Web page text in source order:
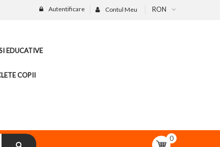
RON
Contul Meu
Autentificare
EDUCATIVE
COPII
0